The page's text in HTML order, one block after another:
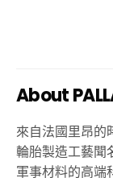
About
來自法國里昂的
輪胎製造工藝聞
軍事材料的高端